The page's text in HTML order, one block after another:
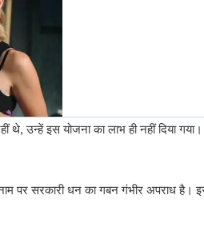
उन्हें इस योजना का लाभ ही नहीं दिया गया।
पर सरकारी धन का गबन गंभीर अपराध है।